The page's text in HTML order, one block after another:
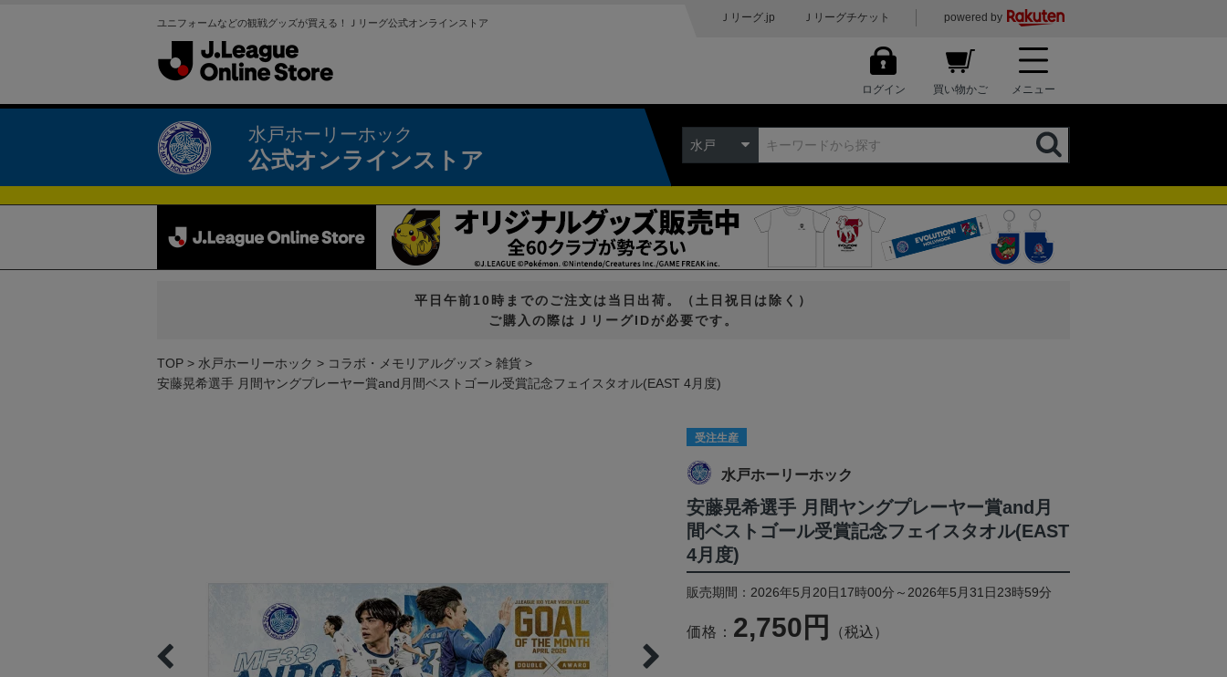
ユニフォームなどの観戦グッズが買える！Ｊリーグ公式オンラインストア Ｊリーグ.jp Ｊリーグチケット powered by
ログイン 買い物かご メニュー
水戸ホーリーホック
公式オンラインストア
水戸
平日午前10時までのご注文は当日出荷。（土日祝日は除く）
ご購入の際はＪリーグIDが必要です。
TOP 水戸ホーリーホック コラボ・メモリアルグッズ
雑貨
安藤晃希選手 月間ヤングプレーヤー賞and月間ベストゴール受賞記念フェイスタオル(EAST 4月度)
受注生産
水戸ホーリーホック
安藤晃希選手 月間ヤングプレーヤー賞and月
間ベストゴール受賞記念フェイスタオル(EAST
4月度)
販売期間：2026年5月20日17時00分～2026年5月31日23時59分
価格： 2,750円 （税込）